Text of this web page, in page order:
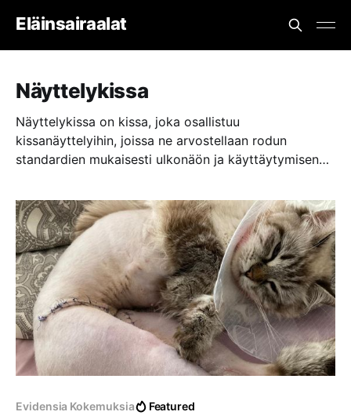
Eläinsairaalat
Näyttelykissa
Näyttelykissa on kissa, joka osallistuu
kissanäyttelyihin, joissa ne arvostellaan rodun
standardien mukaisesti ulkonäön ja käyttäytymisen
näyttääkseen niiden kauneutta ja rotunsa parhaita
puolia. Näyttelykissojen tulee olla hyvin hoidettuja ja
esiteltävä rauhallisesti tuomareille. Kissanäyttelyn
tuomarit kiinnittävät huomiota esimerkiksi turkin
laatuun, väritykseen, silmien muotoon ja kokoon sekä
korvien asentoon ja kokoon.
Evidensia Kokemuksia Featured